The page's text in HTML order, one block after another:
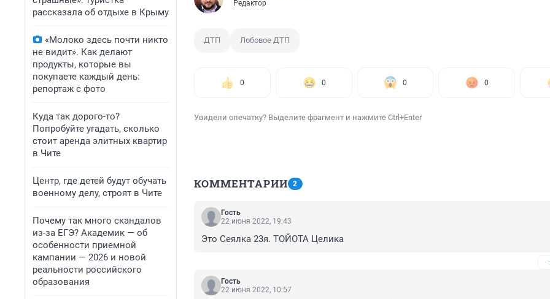
рассказала об отдыхе в Крыму
«Молоко здесь почти никто
не видит». Как делают
продукты, которые вы
покупаете каждый день:
репортаж с фото
Куда так дорого-то?
Попробуйте угадать, сколько
стоит аренда элитных квартир
в Чите
Центр, где детей будут обучать
военному делу, строят в Чите
Почему так много скандалов
из-за ЕГЭ? Академик — об
особенности приемной
кампании — 2026 и новой
реальности российского
образования
Редактор
ДТП Лобовое ДТП
0 0 0 0
Увидели опечатку? Выделите фрагмент и нажмите Ctrl+Enter
КОММЕНТАРИИ 2
Гость
22 июня 2022, 19:43
Это Сеялка 23я. ТОЙОТА Целика
Гость
22 июня 2022, 10:57